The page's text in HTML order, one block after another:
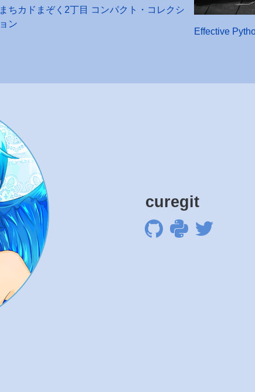
まちカドまぞく2丁目 コンパクト・コレクシ
ョン
Effective
curegit